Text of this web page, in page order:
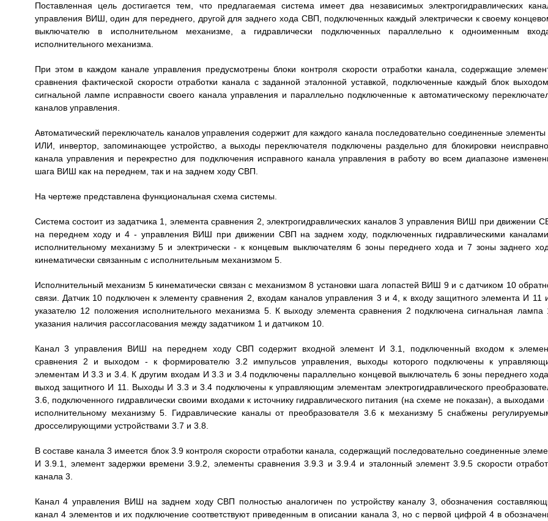
Поставленная цель достигается тем, что предлагаемая система имеет два независимых электрогидравлических
управления ВИШ, один для переднего, другой для заднего хода СВП, подключенных каждый электрически к своему
выключателю в исполнительном механизме, а гидравлически подключенных параллельно к одноименным
исполнительного механизма.
При этом в каждом канале управления предусмотрены блоки контроля скорости отработки канала, содержащие
сравнения фактической скорости отработки канала с заданной эталонной уставкой, подключенные каждый блок
сигнальной лампе исправности своего канала управления и параллельно подключенные к автоматическому
каналов управления.
Автоматический переключатель каналов управления содержит для каждого канала последовательно соединенные элементы
ИЛИ, инвертор, запоминающее устройство, а выходы переключателя подключены раздельно для блокировки
канала управления и перекрестно для подключения исправного канала управления в работу во всем диапазоне
шага ВИШ как на переднем, так и на заднем ходу СВП.
На чертеже представлена функциональная схема системы.
Система состоит из задатчика 1, элемента сравнения 2, электрогидравлических каналов 3 управления ВИШ при движении
на переднем ходу и 4 - управления ВИШ при движении СВП на заднем ходу, подключенных гидравлическими
исполнительному механизму 5 и электрически - к концевым выключателям 6 зоны переднего хода и 7 зоны заднего
кинематически связанным с исполнительным механизмом 5.
Исполнительный механизм 5 кинематически связан с механизмом 8 установки шага лопастей ВИШ 9 и с датчиком 10
связи. Датчик 10 подключен к элементу сравнения 2, входам каналов управления 3 и 4, к входу защитного элемента И 11
указателю 12 положения исполнительного механизма 5. К выходу элемента сравнения 2 подключена сигнальная лампа
указания наличия рассогласования между задатчиком 1 и датчиком 10.
Канал 3 управления ВИШ на переднем ходу СВП содержит входной элемент И 3.1, подключенный входом к
сравнения 2 и выходом - к формирователю 3.2 импульсов управления, выходы которого подключены к
элементам И 3.3 и 3.4. К другим входам И 3.3 и 3.4 подключены параллельно концевой выключатель 6 зоны переднего
выход защитного И 11. Выходы И 3.3 и 3.4 подключены к управляющим элементам электрогидравлического
3.6, подключенного гидравлически своими входами к источнику гидравлического питания (на схеме не показан), а выходами
исполнительному механизму 5. Гидравлические каналы от преобразователя 3.6 к механизму 5 снабжены
дросселирующими устройствами 3.7 и 3.8.
В составе канала 3 имеется блок 3.9 контроля скорости отработки канала, содержащий последовательно соединенные
И 3.9.1, элемент задержки времени 3.9.2, элементы сравнения 3.9.3 и 3.9.4 и эталонный элемент 3.9.5 скорости
канала 3.
Канал 4 управления ВИШ на заднем ходу СВП полностью аналогичен по устройству каналу 3, обозначения
канал 4 элементов и их подключение соответствуют приведенным в описании канала 3, но с первой цифрой 4 в